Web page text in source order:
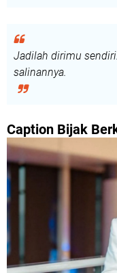
Jadilah dirimu
salinannya.
Caption Bijak